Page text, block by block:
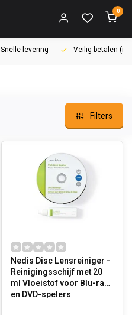
0
Snelle levering Veilig betalen
Filters
Nedis Disc Lensreiniger -
Reinigingsschijf met 20
ml Vloeistof voor Blu-ray-
en DVD-spelers